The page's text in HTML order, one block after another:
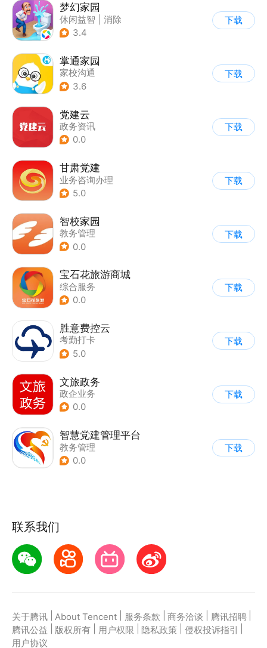
梦幻家园
休闲益智
消除
| 女性向
3.4
下载
掌通家园
家校沟通
3.6
下载
党建云
政务资讯
0.0
下载
甘肃党建
业务咨询办理
5.0
下载
智校家园
教务管理
0.0
下载
宝石花旅游商城
综合服务
0.0
下载
胜意费控云
考勤打卡
5.0
下载
文旅政务
政企业务
0.0
下载
智慧党建管理平台
教务管理
0.0
下载
联系我们
关于腾讯 About Tencent 服务条款 商务洽谈 腾讯招聘
腾讯公益
版权所有 用户权限 隐私政策 侵权投诉指引
用户协议